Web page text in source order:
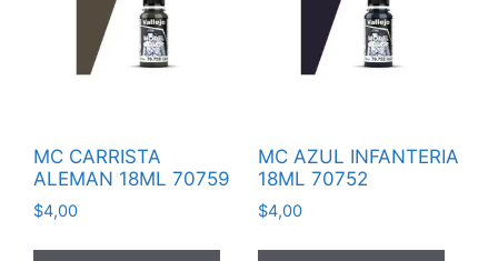
MC CARRISTA
ALEMAN 18ML 70759
$4,00
MC AZUL INFANTERIA
18ML 70752
$4,00